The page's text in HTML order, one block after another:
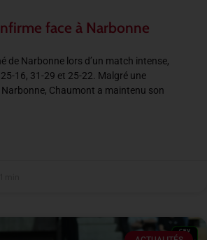
face à Narbonne
de Narbonne lors d’un match intense,
16, 31-29 et 25-22. Malgré une
Chaumont a maintenu son